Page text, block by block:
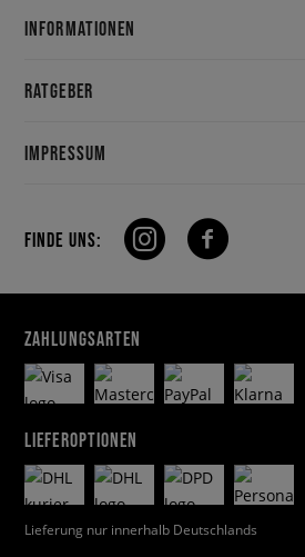
INFORMATIONEN
RATGEBER
IMPRESSUM
FINDE UNS:
ZAHLUNGSARTEN
LIEFEROPTIONEN
Lieferung nur innerhalb Deutschlands